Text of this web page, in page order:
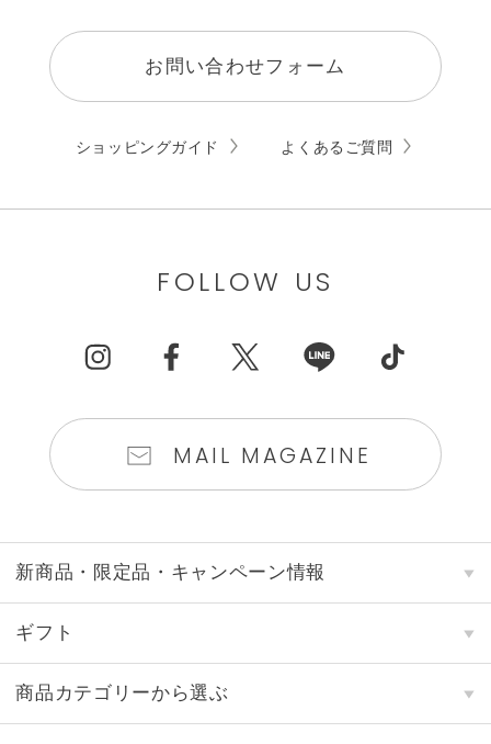
お問い合わせフォーム
ショッピングガイド よくあるご質問
FOLLOW US
MAIL MAGAZINE
新商品・限定品・キャンペーン情報
ギフト
商品カテゴリーから選ぶ